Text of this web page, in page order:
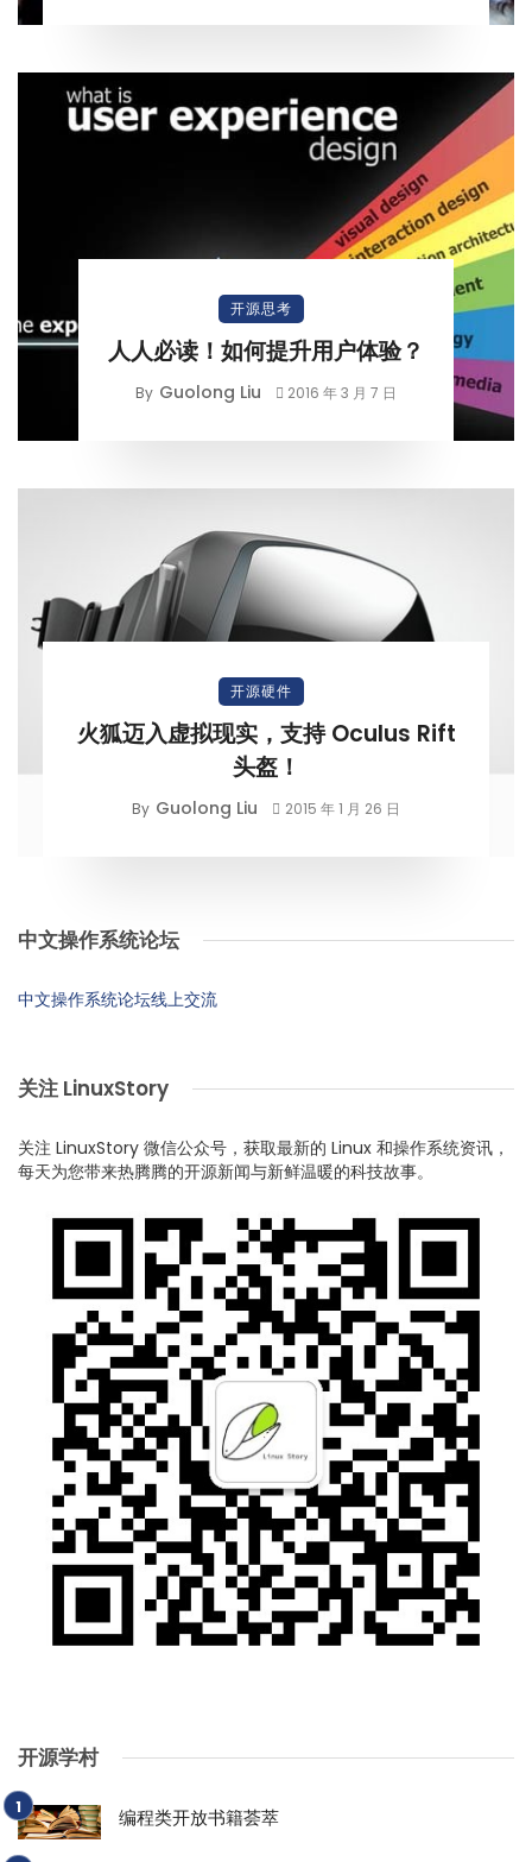
开源思考
人人必读！如何提升用户体验？
By Guolong Liu 2016 年 3 月 7 日
开源硬件
火狐迈入虚拟现实，支持 Oculus Rift
头盔！
By Guolong Liu 2015 年 1 月 26 日
中文操作系统论坛
中文操作系统论坛线上交流
关注 LinuxStory
关注 LinuxStory 微信公众号，获取最新的 Linux 和操作系统资讯，
每天为您带来热腾腾的开源新闻与新鲜温暖的科技故事。
开源学村
编程类开放书籍荟萃